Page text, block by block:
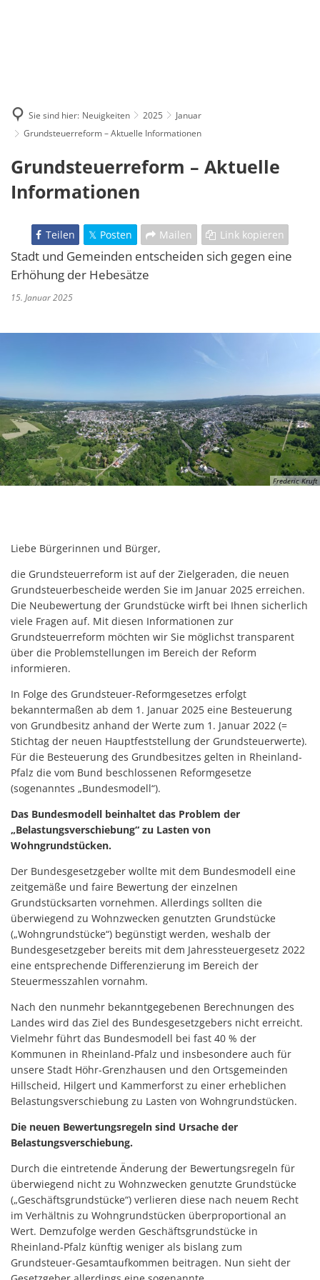
Sie sind hier: Neuigkeiten 2025
Januar
Grundsteuerreform – Aktuelle Informationen
Grundsteuerreform – Aktuelle
Informationen
Teilen Posten Mailen Link kopieren
Stadt und Gemeinden entscheiden sich gegen eine
Erhöhung der Hebesätze
15. Januar 2025
Frederic Kruft
Liebe Bürgerinnen und Bürger,
die Grundsteuerreform ist auf der Zielgeraden, die neuen
Grundsteuerbescheide werden Sie im Januar 2025 erreichen.
Die Neubewertung der Grundstücke wirft bei Ihnen sicherlich
viele Fragen auf. Mit diesen Informationen zur
Grundsteuerreform möchten wir Sie möglichst transparent
über die Problemstellungen im Bereich der Reform
informieren.
In Folge des Grundsteuer-Reformgesetzes erfolgt
bekanntermaßen ab dem 1. Januar 2025 eine Besteuerung
von Grundbesitz anhand der Werte zum 1. Januar 2022 (=
Stichtag der neuen Hauptfeststellung der Grundsteuerwerte).
Für die Besteuerung des Grundbesitzes gelten in Rheinland-
Pfalz die vom Bund beschlossenen Reformgesetze
(sogenanntes „Bundesmodell“).
Das Bundesmodell beinhaltet das Problem der
„Belastungsverschiebung“ zu Lasten von
Wohngrundstücken.
Der Bundesgesetzgeber wollte mit dem Bundesmodell eine
zeitgemäße und faire Bewertung der einzelnen
Grundstücksarten vornehmen. Allerdings sollten die
überwiegend zu Wohnzwecken genutzten Grundstücke
(„Wohngrundstücke“) begünstigt werden, weshalb der
Bundesgesetzgeber bereits mit dem Jahressteuergesetz 2022
eine entsprechende Differenzierung im Bereich der
Steuermesszahlen vornahm.
Nach den nunmehr bekanntgegebenen Berechnungen des
Landes wird das Ziel des Bundesgesetzgebers nicht erreicht.
Vielmehr führt das Bundesmodell bei fast 40 % der
Kommunen in Rheinland-Pfalz und insbesondere auch für
unsere Stadt Höhr-Grenzhausen und den Ortsgemeinden
Hillscheid, Hilgert und Kammerforst zu einer erheblichen
Belastungsverschiebung zu Lasten von Wohngrundstücken.
Die neuen Bewertungsregeln sind Ursache der
Belastungsverschiebung.
Durch die eintretende Änderung der Bewertungsregeln für
überwiegend nicht zu Wohnzwecken genutzte Grundstücke
(„Geschäftsgrundstücke“) verlieren diese nach neuem Recht
im Verhältnis zu Wohngrundstücken überproportional an
Wert. Demzufolge werden Geschäftsgrundstücke in
Rheinland-Pfalz künftig weniger als bislang zum
Grundsteuer-Gesamtaufkommen beitragen. Nun sieht der